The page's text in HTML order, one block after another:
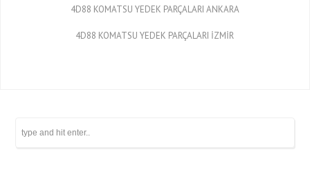
4D88 KOMATSU YEDEK PARÇALARI ANKARA
4D88 KOMATSU YEDEK PARÇALARI İZMİR